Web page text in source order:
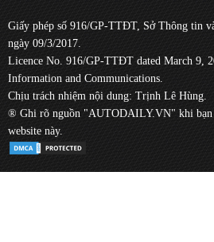
Giấy phép số 916/GP-TTĐT, Sở Thông tin
ngày 09/3/2017.
Licence No. 916/GP-TTĐT dated March 9,
Information and Communications.
Chịu trách nhiệm nội dung: Trịnh Lê Hùng.
® Ghi rõ nguồn "AUTODAILY.VN" khi bạn
website này.